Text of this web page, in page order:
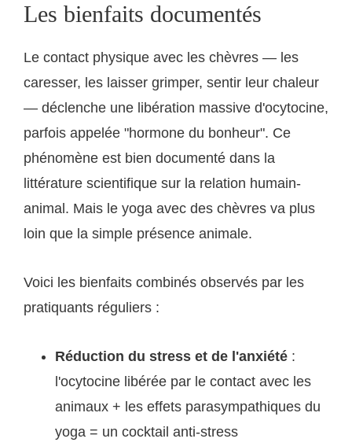
Les bienfaits documentés
Le contact physique avec les chèvres — les
caresser, les laisser grimper, sentir leur chaleur
— déclenche une libération massive d'ocytocine,
parfois appelée "hormone du bonheur". Ce
phénomène est bien documenté dans la
littérature scientifique sur la relation humain-
animal. Mais le yoga avec des chèvres va plus
loin que la simple présence animale.
Voici les bienfaits combinés observés par les
pratiquants réguliers :
Réduction du stress et de l'anxiété :
l'ocytocine libérée par le contact avec les
animaux + les effets parasympathiques du
yoga = un cocktail anti-stress